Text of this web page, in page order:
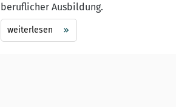
beruflicher Ausbildung.
weiterlesen